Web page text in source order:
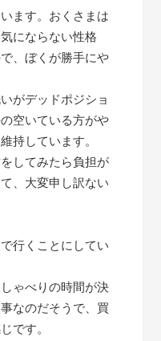
ます。おくさまは
にならない性格
、ぼくが勝手にや
がデッドポジショ
空いている方がや
持しています。
してみたら負担が
、大変申し訳ない
行くことにしてい
ゃべりの時間が決
なのだそうで、買
です。